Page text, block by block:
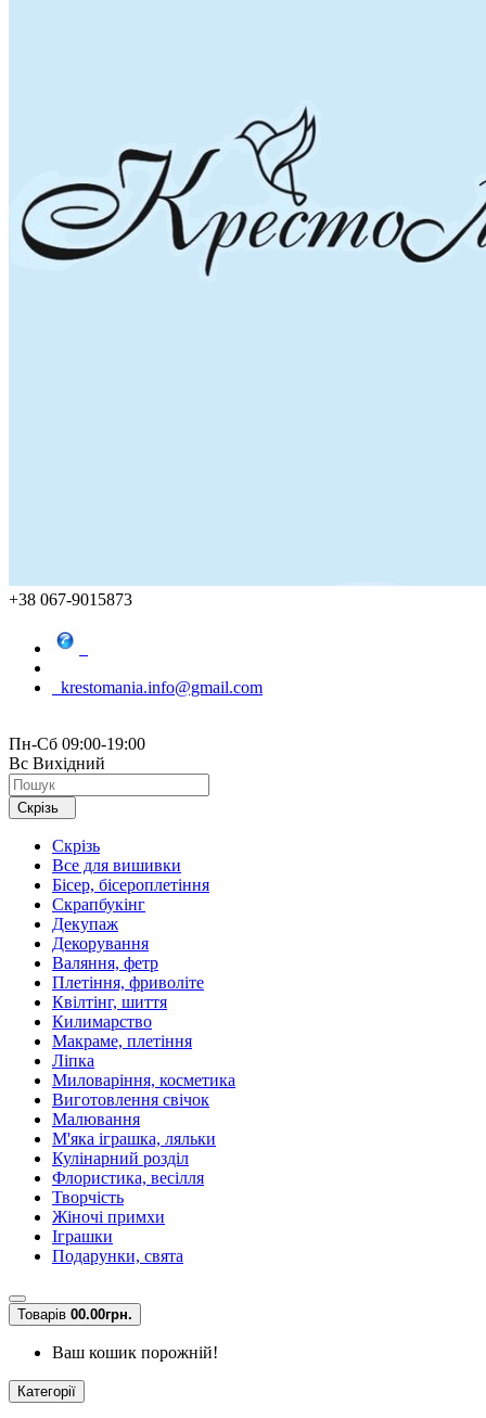
+38 067-9015873
krestomania.info@gmail.com
Пн-Сб 09:00-19:00
Вс Вихідний
Скрізь
Скрізь
Все для вишивки
Бісер, бісероплетіння
Скрапбукінг
Декупаж
Декорування
Валяння, фетр
Плетіння, фриволіте
Квілтінг, шиття
Килимарство
Макраме, плетіння
Ліпка
Миловаріння, косметика
Виготовлення свічок
Малювання
М'яка іграшка, ляльки
Кулінарний розділ
Флористика, весілля
Творчість
Жіночі примхи
Іграшки
Подарунки, свята
Товарів 00.00грн.
Ваш кошик порожній!
Категорії